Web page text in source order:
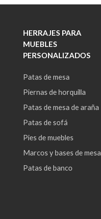
HERRAJES PARA
MUEBLES
PERSONALIZADOS
Patas de mesa
Piernas de horquilla
Patas de mesa de araña
Patas de sofá
Pies de muebles
Marcos y bases de mesa
Patas de banco